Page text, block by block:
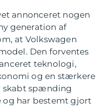
annonceret nogen
generation af
at Volkswagen
Den forventes
teknologi,
og en stærkere
skabt spænding
og har bestemt gjort